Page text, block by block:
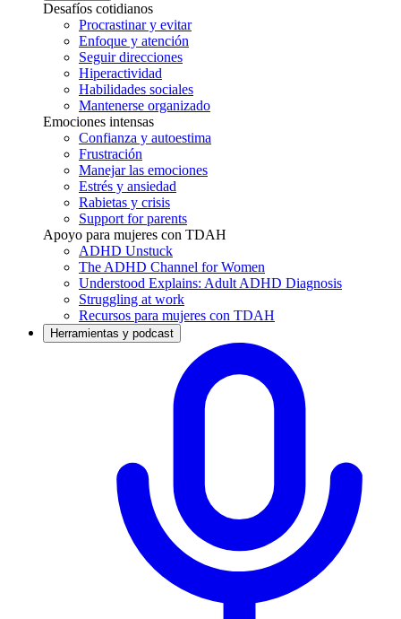
Desafíos cotidianos
Procrastinar y evitar
Enfoque y atención
Seguir direcciones
Hiperactividad
Habilidades sociales
Mantenerse organizado
Emociones intensas
Confianza y autoestima
Frustración
Manejar las emociones
Estrés y ansiedad
Rabietas y crisis
Support for parents
Apoyo para mujeres con TDAH
ADHD Unstuck
The ADHD Channel for Women
Understood Explains: Adult ADHD Diagnosis
Struggling at work
Recursos para mujeres con TDAH
Herramientas y podcast